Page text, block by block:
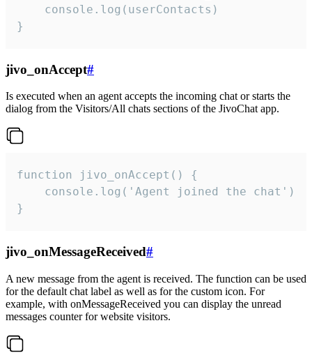
    console.log(userContacts)
}
jivo_onAccept#
Is executed when an agent accepts the incoming chat or starts the
dialog from the Visitors/All chats sections of the JivoChat app.
function jivo_onAccept() {
}
jivo_onMessageReceived#
A new message from the agent is received. The function can be used
for the default chat label as well as for the custom icon. For
example, with onMessageReceived you can display the unread
messages counter for website visitors.